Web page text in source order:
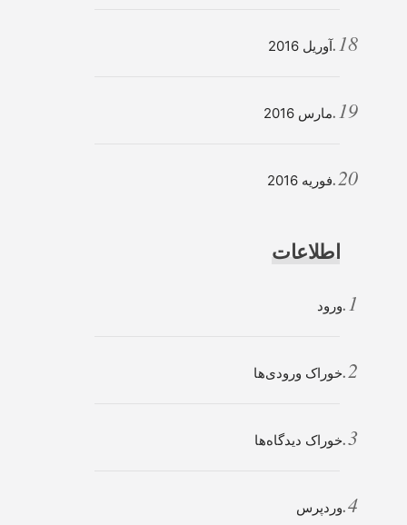
آوریل 2016
مارس 2016
فوریه 2016
اطلاعات
ورود
خوراک ورودی‌ها
خوراک دیدگاه‌ها
وردپرس